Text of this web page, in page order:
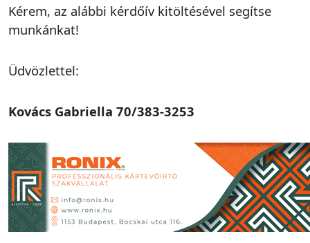
Kérem, az alábbi kérdőív kitöltésével segítse
munkánkat!
Üdvözlettel:
Kovács Gabriella 70/383-3253